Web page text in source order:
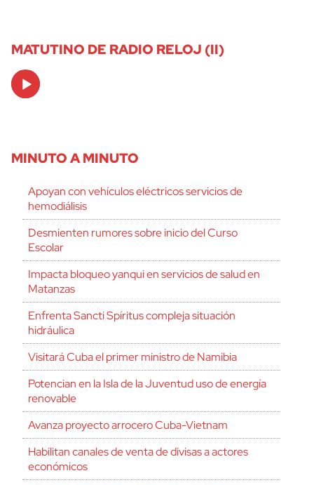
MATUTINO DE RADIO RELOJ (II)
Audio
Player
MINUTO A MINUTO
Apoyan con vehículos eléctricos servicios de
hemodiálisis
Desmienten rumores sobre inicio del Curso
Escolar
Impacta bloqueo yanqui en servicios de salud en
Matanzas
Enfrenta Sancti Spíritus compleja situación
hidráulica
Visitará Cuba el primer ministro de Namibia
Potencian en la Isla de la Juventud uso de energía
renovable
Avanza proyecto arrocero Cuba-Vietnam
Habilitan canales de venta de divisas a actores
económicos